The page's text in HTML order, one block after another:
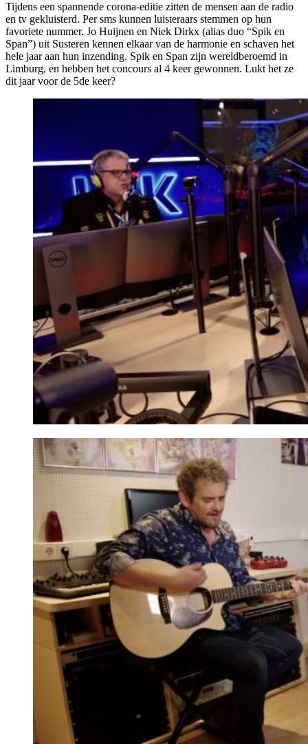
Tijdens een spannende corona-editie zitten de mensen aan de radio
en tv gekluisterd. Per sms kunnen luisteraars stemmen op hun
favoriete nummer. Jo Huijnen en Niek Dirkx (alias duo “Spik en
Span”) uit Susteren kennen elkaar van de harmonie en schaven het
hele jaar aan hun inzending. Spik en Span zijn wereldberoemd in
Limburg, en hebben het concours al 4 keer gewonnen. Lukt het ze
dit jaar voor de 5de keer?